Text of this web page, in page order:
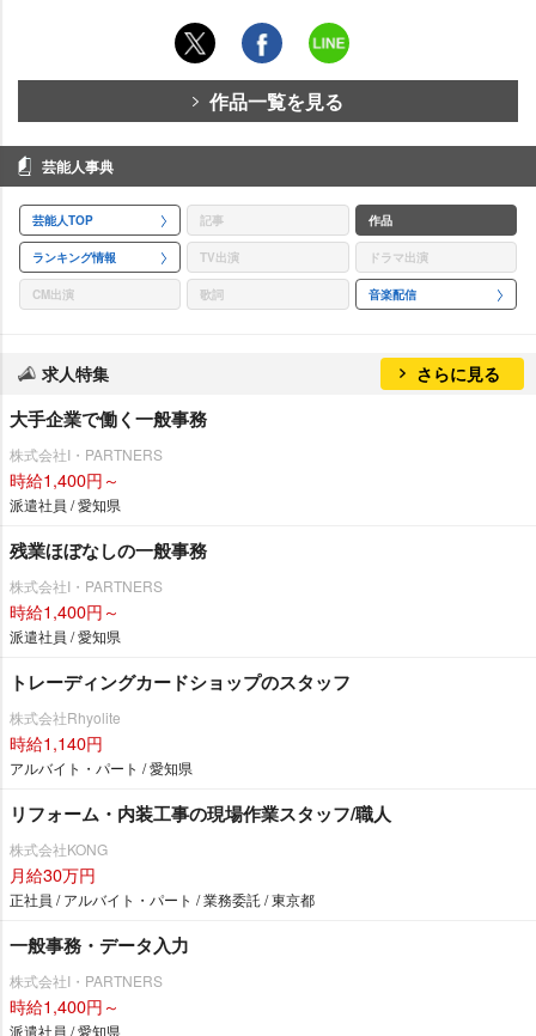
作品一覧を見る
芸能人事典
芸能人TOP 記事 作品
ランキング情報 TV出演 ドラマ出演
CM出演 歌詞 音楽配信
求人特集 さらに見る
大手企業で働く一般事務
株式会社I・PARTNERS
時給1,400円～
派遣社員 / 愛知県
残業ほぼなしの一般事務
株式会社I・PARTNERS
時給1,400円～
派遣社員 / 愛知県
トレーディングカードショップのスタッフ
株式会社Rhyolite
時給1,140円
アルバイト・パート / 愛知県
リフォーム・内装工事の現場作業スタッフ/職人
株式会社KONG
月給30万円
正社員 / アルバイト・パート / 業務委託 / 東京都
一般事務・データ入力
株式会社I・PARTNERS
時給1,400円～
派遣社員 / 愛知県